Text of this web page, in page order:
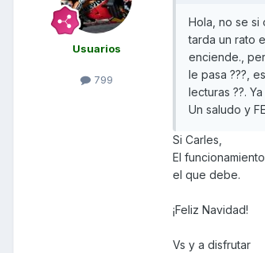
Usuarios
799
Hola, no se si
tarda un rato
enciende.,
le pasa ???,
lecturas ??.
Un saludo y
Si Carles,
El
el que debe.
¡Feliz Navidad!
Vs y a disfrutar